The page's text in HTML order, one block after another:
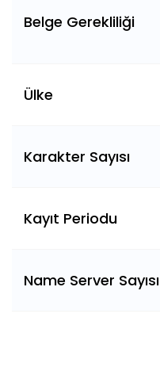
Belge Gerekliliği
Ülke
Karakter Sayısı
Kayıt Periodu
Name Server Sayısı